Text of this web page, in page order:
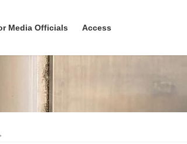
Media Officials Access